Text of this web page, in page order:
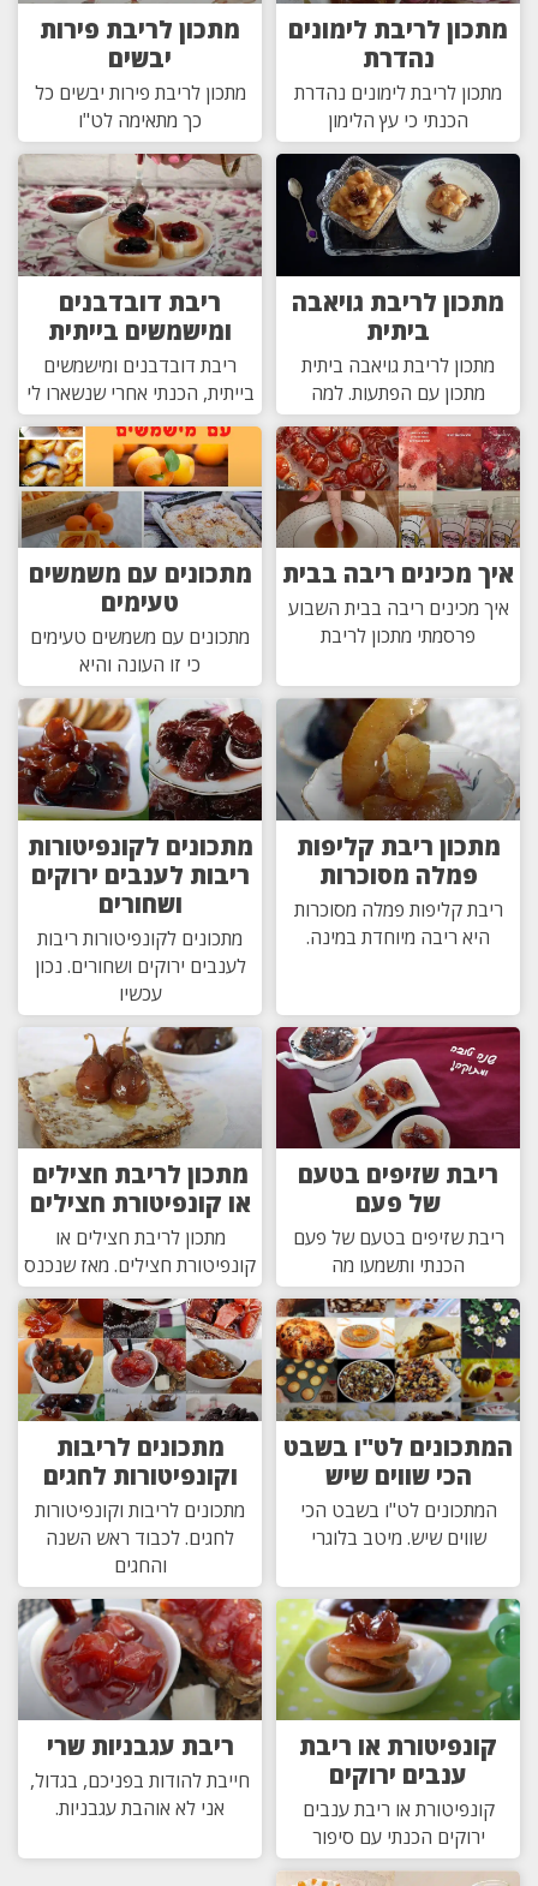
מתכון לריבת לימונים
נהדרת
מתכון לריבת לימונים נהדרת
הכנתי כי עץ הלימון
מתכון לריבת פירות
יבשים
מתכון לריבת פירות יבשים כל
כך מתאימה לט"ו
מתכון לריבת גויאבה
ביתית
מתכון לריבת גויאבה ביתית
מתכון עם הפתעות. למה
ריבת דובדבנים
ומישמשים בייתית
ריבת דובדבנים ומישמשים
בייתית, הכנתי אחרי שנשארו לי
איך מכינים ריבה בבית
איך מכינים ריבה בבית השבוע
פרסמתי מתכון לריבת
מתכונים עם משמשים
טעימים
מתכונים עם משמשים טעימים
כי זו העונה והיא
מתכון ריבת קליפות
פמלה מסוכרות
ריבת קליפות פמלה מסוכרות
היא ריבה מיוחדת במינה.
מתכונים לקונפיטורות
ריבות לענבים ירוקים
ושחורים
מתכונים לקונפיטורות ריבות
לענבים ירוקים ושחורים. נכון
עכשיו
ריבת שזיפים בטעם
של פעם
ריבת שזיפים בטעם של פעם
הכנתי ותשמעו מה
מתכון לריבת חצילים
או קונפיטורת חצילים
מתכון לריבת חצילים או
קונפיטורת חצילים. מאז שנכנס
המתכונים לט"ו בשבט
הכי שווים שיש
המתכונים לט"ו בשבט הכי
שווים שיש. מיטב בלוגרי
מתכונים לריבות
וקונפיטורות לחגים
מתכונים לריבות וקונפיטורות
לחגים. לכבוד ראש השנה
והחגים
קונפיטורת או ריבת
ענבים ירוקים
קונפיטורת או ריבת ענבים
ירוקים הכנתי עם סיפור
ריבת עגבניות שרי
חייבת להודות בפניכם, בגדול,
אני לא אוהבת עגבניות.